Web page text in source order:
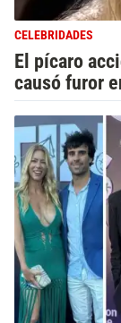
CELEBRIDADES
El pícaro
causó furor